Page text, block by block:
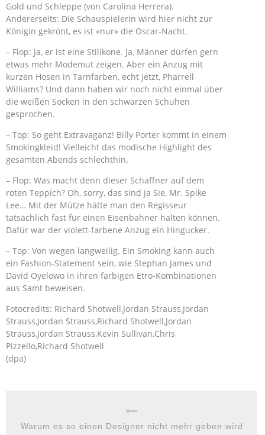
Gold und Schleppe (von Carolina Herrera).
Andererseits: Die Schauspielerin wird hier nicht zur
Königin gekrönt, es ist «nur» die Oscar-Nacht.
– Flop: Ja, er ist eine Stilikone. Ja, Männer dürfen gern
etwas mehr Modemut zeigen. Aber ein Anzug mit
kurzen Hosen in Tarnfarben, echt jetzt, Pharrell
Williams? Und dann haben wir noch nicht einmal über
die weißen Socken in den schwarzen Schuhen
gesprochen.
– Top: So geht Extravaganz! Billy Porter kommt in einem
Smokingkleid! Vielleicht das modische Highlight des
gesamten Abends schlechthin.
– Flop: Was macht denn dieser Schaffner auf dem
roten Teppich? Oh, sorry, das sind ja Sie, Mr. Spike
Lee… Mit der Mütze hätte man den Regisseur
tatsächlich fast für einen Eisenbahner halten können.
Dafür war der violett-farbene Anzug ein Hingucker.
– Top: Von wegen langweilig. Ein Smoking kann auch
ein Fashion-Statement sein, wie Stephan James und
David Oyelowo in ihren farbigen Etro-Kombinationen
aus Samt beweisen.
Fotocredits: Richard Shotwell,Jordan Strauss,Jordan
Strauss,Jordan Strauss,Richard Shotwell,Jordan
Strauss,Jordan Strauss,Kevin Sullivan,Chris
Pizzello,Richard Shotwell
(dpa)
Warum es so einen Designer nicht mehr geben wird